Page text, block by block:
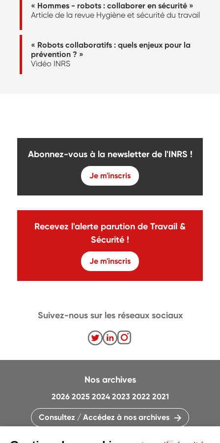
« Hommes - robots : collaborer en sécurité »
Article de la revue Hygiène et sécurité du travail
« Robots collaboratifs : quels enjeux pour la
prévention ? »
Vidéo INRS
Abonnez-vous à la newsletter de l'INRS !
Je m'inscris
Recevez l'alerte parution de Travail &
Sécurité !
Je m'inscris
Nos archives
2026 2025 2024 2023 2022 2021
Consultez / Accédez à nos archives
Suivez-nous sur les réseaux sociaux